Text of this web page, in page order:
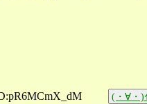
(・∀・)